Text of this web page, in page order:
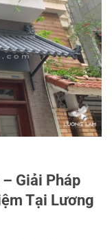
Giải Pháp
Tại Lương